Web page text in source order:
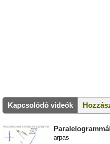
Kapcsolódó videók
arpas